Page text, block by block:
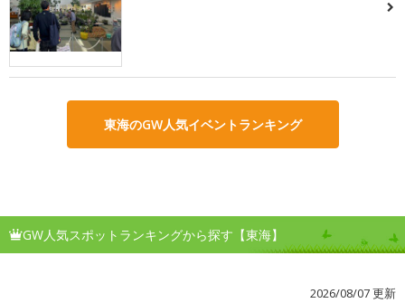
東海のGW人気イベントランキング
GW人気スポットランキングから探す【東海】
2026/08/07 更新